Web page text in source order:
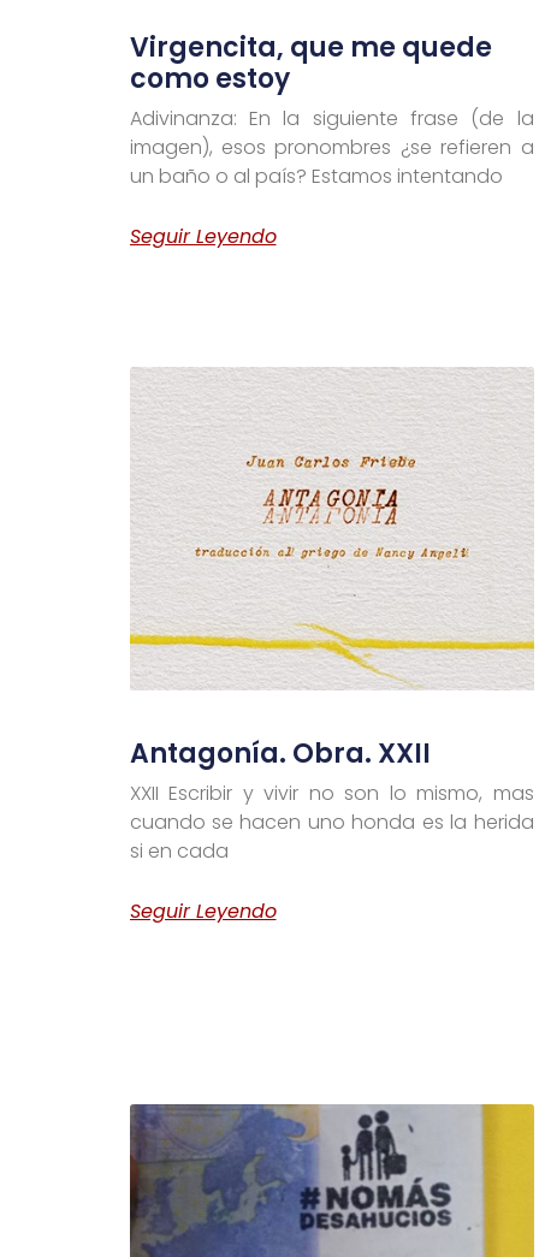
Virgencita, que me quede
como estoy
Adivinanza: En la siguiente frase (de la
imagen), esos pronombres ¿se refieren a
un baño o al país? Estamos intentando
Seguir Leyendo
Antagonía. Obra. XXII
XXII Escribir y vivir no son lo mismo, mas
cuando se hacen uno honda es la herida
si en cada
Seguir Leyendo